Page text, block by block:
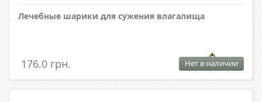
Лечебные шарики для сужения влагалища
176.0 грн. Нет в наличии